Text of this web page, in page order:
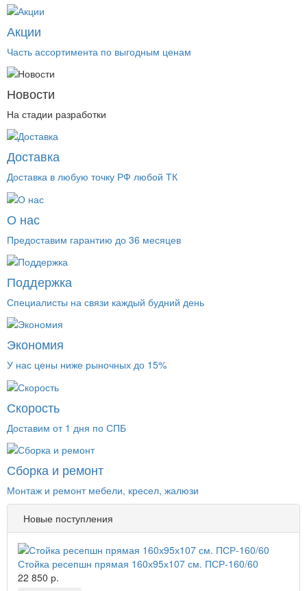
Акции
Часть ассортимента по выгодным ценам
Новости
На стадии разработки
Доставка
Доставка в любую точку РФ любой ТК
О нас
Предоставим гарантию до 36 месяцев
Поддержка
Специалисты на связи каждый будний день
Экономия
У нас цены ниже рыночных до 15%
Скорость
Доставим от 1 дня по СПБ
Сборка и ремонт
Монтаж и ремонт мебели, кресел, жалюзи
Новые поступления
Стойка ресепшн прямая 160х95х107 см. ПСР-160/60
22 850 р.